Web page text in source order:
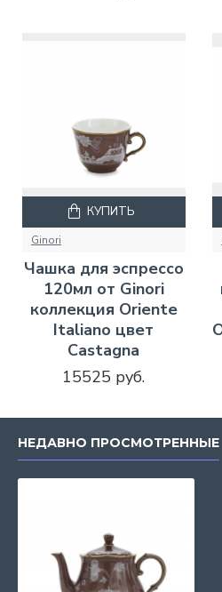
Ginori
Чашка для эспрессо
120мл от Ginori
коллекция Oriente
Italiano цвет
Castagna
15525 руб.
КУПИТЬ
НЕДАВНО ПРОСМОТРЕННЫЕ